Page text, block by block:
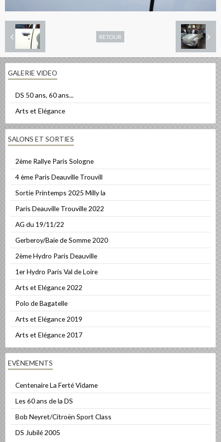
RETOUR
GALERIE VIDEO
DS 50 ans, 60 ans...
Arts et Elégance
SALONS ET SORTIES
2ème Rallye Paris Sologne
4 ème Paris Deauville Trouvill
Sortie Printemps 2025 Milly la
Paris Deauville Trouville 2022
AG du 19/11/22
Gerberoy/Baie de Somme 2020
2ème Hydro Paris Deauville
1er Hydro Paris Val de Loire
Arts et Elégance 2022
Polo de Bagatelle
Arts et Elégance 2019
Arts et Elégance 2017
EVÈNEMENTS
Centenaire La Ferté Vidame
Les 60 ans de la DS
Bob Neyret/Citroën Sport Class
DS Jubilé 2005